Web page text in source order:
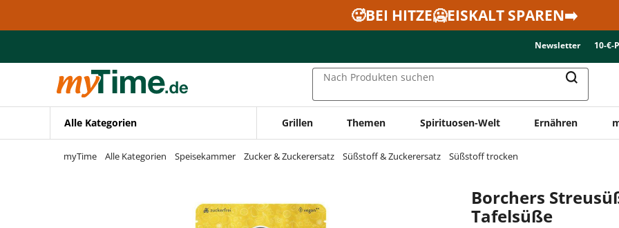
Zur Navigation springen
🥵BEI HITZE🥶EISKALT SPAREN➡️
Newsletter 10-€-
Nach Produkten suchen
Alle Kategorien Grillen Themen Spirituosen-Welt Ernähren
myTime Alle Kategorien Speisekammer Zucker & Zuckerersatz Süßstoff & Zuckerersatz Süßstoff trocken
Borchers
Tafelsüße